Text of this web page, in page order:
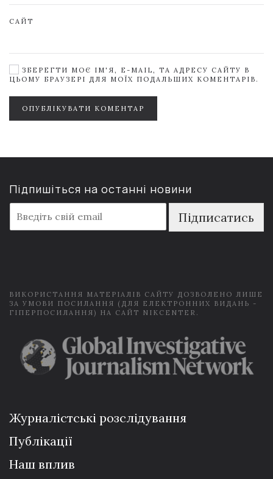
САЙТ
ЗБЕРЕГТИ МОЄ ІМ'Я, E-MAIL, ТА АДРЕСУ САЙТУ В
ЦЬОМУ БРАУЗЕРІ ДЛЯ МОЇХ ПОДАЛЬШИХ КОМЕНТАРІВ.
ОПУБЛІКУВАТИ КОМЕНТАР
Підпишіться на останні новини
m
a
Підписатись
ВИКОРИСТАННЯ МАТЕРІАЛІВ САЙТУ ДОЗВОЛЕНО ЛИШЕ
ЗА УМОВИ ПОСИЛАННЯ (ДЛЯ ЕЛЕКТРОННИХ ВИДАНЬ -
ГІПЕРПОСИЛАННЯ) НА САЙТ NIKCENTER.
Журналістські розслідування
Публікації
Наш вплив